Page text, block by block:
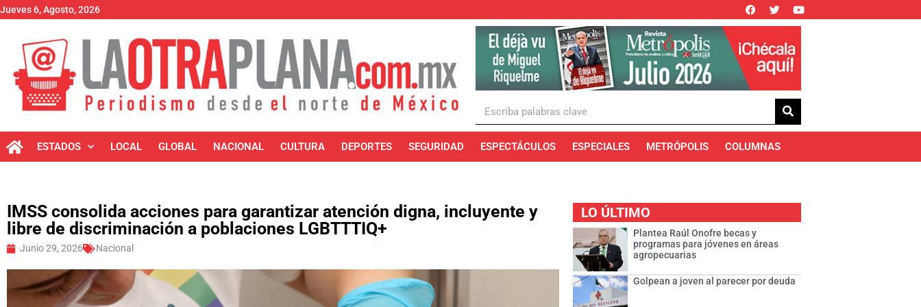
Jueves 6, Agosto, 2026
ESTADOS LOCAL GLOBAL NACIONAL CULTURA DEPORTES SEGURIDAD ESPECTÁCULOS ESPECIALES METRÓPOLIS COLUMNAS
IMSS consolida acciones para garantizar atención digna, incluyente y
libre de discriminación a poblaciones LGBTTTIQ+
Junio 29, 2026 Nacional
LO ÚLTIMO
Plantea Raúl Onofre becas y
programas para jóvenes en áreas
agropecuarias
Golpean a joven al parecer por deuda